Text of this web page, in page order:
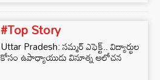
#Top Story
Uttar Pradesh: సమ్మర్ ఎఫెక్ట్.. విద్యార్థుల
కోసం ఉపాధ్యాయుడు వినూత్న ఆలోచన